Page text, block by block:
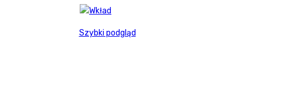
Szybki podgląd